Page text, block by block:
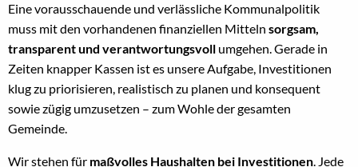
Eine vorausschauende und verlässliche Kommunalpolitik
muss mit den vorhandenen finanziellen Mitteln sorgsam,
transparent und verantwortungsvoll umgehen. Gerade in
Zeiten knapper Kassen ist es unsere Aufgabe, Investitionen
klug zu priorisieren, realistisch zu planen und konsequent
sowie zügig umzusetzen – zum Wohle der gesamten
Gemeinde.
Wir stehen für maßvolles Haushalten bei Investitionen. Jede